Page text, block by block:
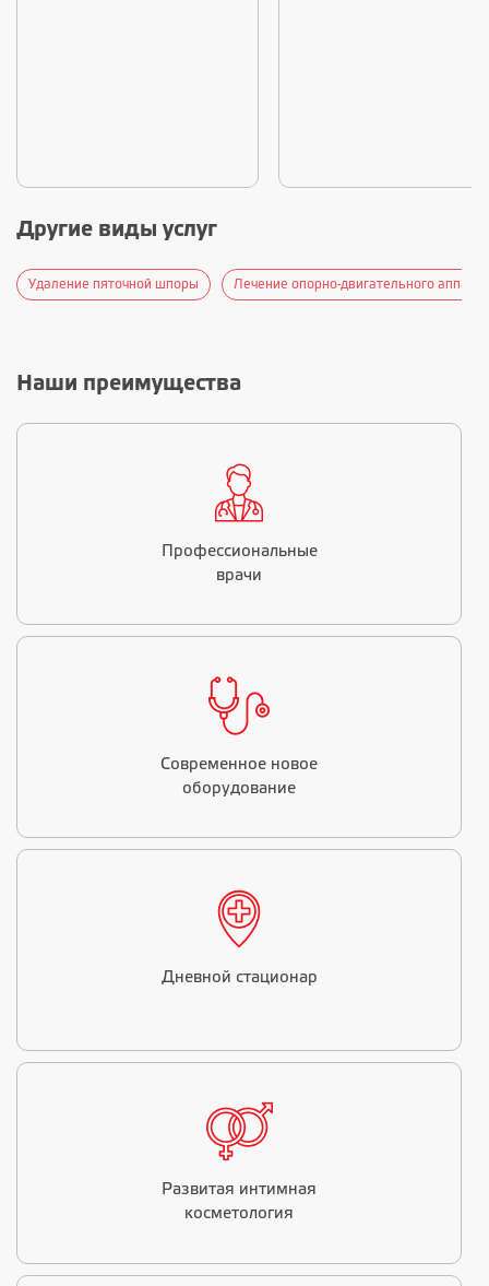
Другие виды услуг
Удаление пяточной шпоры Лечение опорно-двигательного
Наши преимущества
Профессиональные
врачи
Современное новое
оборудование
Дневной стационар
Развитая интимная
косметология